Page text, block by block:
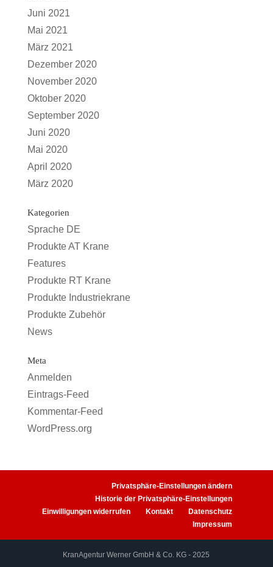
Juni 2021
Mai 2021
März 2021
Dezember 2020
November 2020
Oktober 2020
September 2020
Juni 2020
Mai 2020
April 2020
März 2020
Kategorien
Sprache DE
Produkte AT Krane
Features
Produkte RT Krane
Produkte Industriekrane
Produkte Zubehör
News
Meta
Anmelden
Eintrags-Feed
Kommentar-Feed
WordPress.org
Privatsphäre-Einstellungen ändern
Historie der Privatsphäre-Einstellungen
Einwilligungen widerrufen
Kontakt
Datenschutz
Impressum
KranAgentur Werner GmbH & Co. KG - 2025